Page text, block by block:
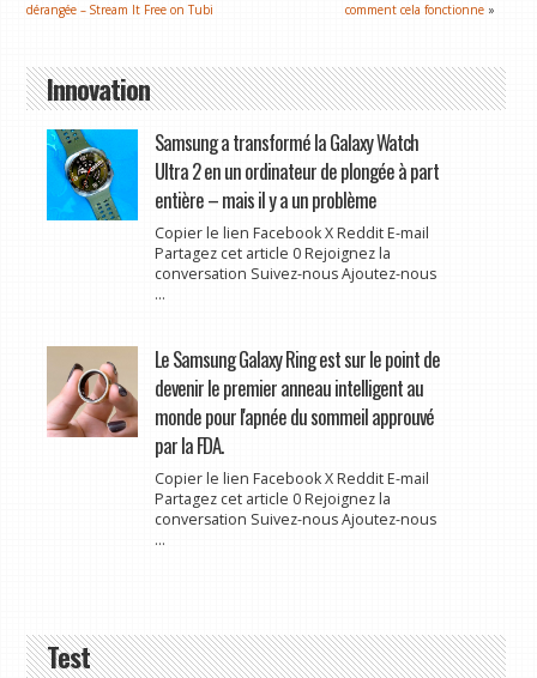
dérangée – Stream It Free on Tubi
comment cela fonctionne »
Innovation
Samsung a transformé la Galaxy Watch
Ultra 2 en un ordinateur de plongée à part
entière – mais il y a un problème
Copier le lien Facebook X Reddit E-mail
Partagez cet article 0 Rejoignez la
conversation Suivez-nous Ajoutez-nous
...
Le Samsung Galaxy Ring est sur le point de
devenir le premier anneau intelligent au
monde pour l'apnée du sommeil approuvé
par la FDA.
Copier le lien Facebook X Reddit E-mail
Partagez cet article 0 Rejoignez la
conversation Suivez-nous Ajoutez-nous
...
Test